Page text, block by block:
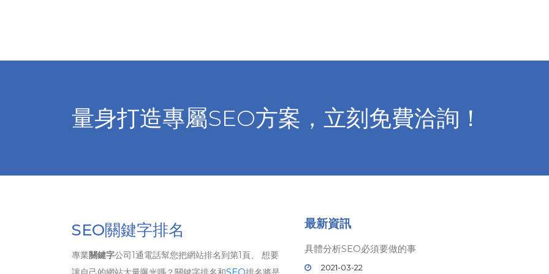
量身打造專屬SEO方案，立刻免費洽詢！
SEO關鍵字排名
專業關鍵字公司1通電話幫您把網站排名到第1頁、 想要
最新資訊
具體分析SEO必須要做的事
2021-03-22